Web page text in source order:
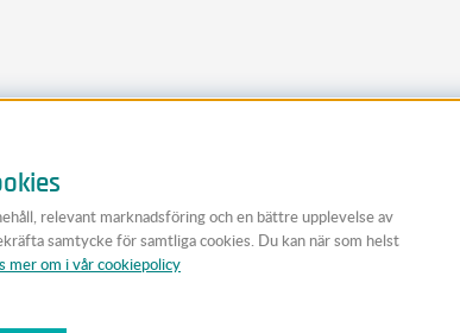
relevant marknadsföring och en bättre upplevelse av
samtycke för samtliga cookies. Du kan när som helst
mer om i vår cookiepolicy